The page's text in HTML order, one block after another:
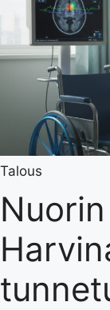
Talous